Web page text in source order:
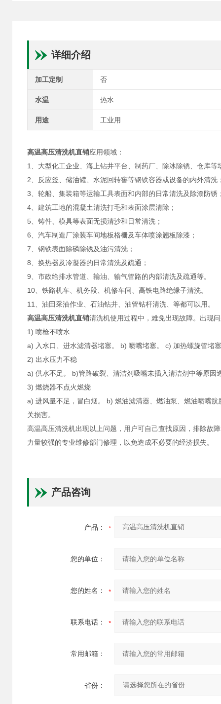
详细介绍
加工定制 否
水温 热水
用途 工业用
高温高压清洗机直销应用领域：
1、大型化工企业、海上钻井平台、制药厂、除冰除锈、仓库等
2、反应釜、储油罐、水泥回转窖等钢铁容器或设备的内外清洗
3、轮船、集装箱等运输工具表面和内部的日常清洗及除漆防锈
4、建筑工地的混凝土清洗打毛和表面涂层清除；
5、铸件、模具等表面无损清沙和日常清洗；
6、汽车制造厂涂装车间地板格栅及车体喷涂翘板除漆；
7、钢铁表面除磷除锈及油污清洗；
8、换热器及冷凝器的日常清洗及疏通；
9、市政给排水管道、输油、输气管路的内部清洗及疏通等。
10、铁路机车、机务段、机修车间、高铁电路绝缘子清洗。
11、油田采油作业、石油钻井、油管钻杆清洗、等都可以用。
高温高压清洗机直销清洗机使用过程中，难免出现故障。出现
1) 喷枪不喷水
a) 入水口、进水滤清器堵塞。 b) 喷嘴堵塞。 c) 加热螺旋管堵
2) 出水压力不稳
a) 供水不足。 b)管路破裂、清洁剂吸嘴未插入清洁剂中等原
3) 燃烧器不点火燃烧
a) 进风量不足，冒白烟。 b) 燃油滤清器、燃油泵、燃油喷嘴
关损害。
高温高压清洗机出现以上问题，用户可自己查找原因，排除故
力量较强的专业维修部门修理，以免造成不必要的经济损失。
产品咨询
产品：
您的单位：
您的姓名：
联系电话：
常用邮箱：
省份：